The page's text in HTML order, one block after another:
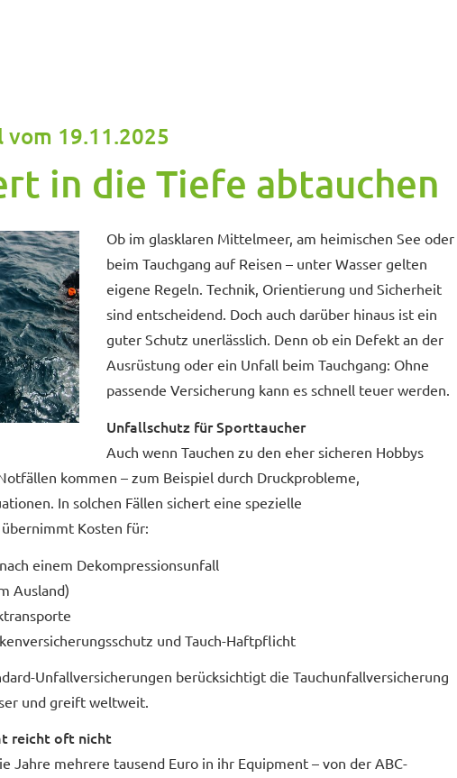
19.11.2025
in die Tiefe abtauchen
Ob im glasklaren Mittelmeer, am heimischen See oder
beim Tauchgang auf Reisen – unter Wasser gelten
eigene Regeln. Technik, Orientierung und Sicherheit
sind entscheidend. Doch auch darüber hinaus ist ein
guter Schutz unerlässlich. Denn ob ein Defekt an der
Ausrüstung oder ein Unfall beim Tauchgang: Ohne
passende Versicherung kann es schnell teuer werden.
Unfallschutz für Sporttaucher
Auch wenn Tauchen zu den eher sicheren Hobbys
kommen – zum Beispiel durch Druckprobleme,
In solchen Fällen sichert eine spezielle
übernimmt Kosten für:
einem Dekompressionsunfall
Ausland)
und Tauch-Haft­pflicht
Unfall­ver­si­che­rungen berücksichtigt die Tauchunfallversicherung
und greift weltweit.
reicht oft nicht
Jahre mehrere tausend Euro in ihr Equipment – von der ABC-